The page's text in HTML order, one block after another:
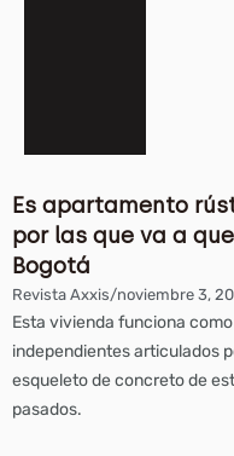
Es apartamento
por las que va a
Bogotá
Revista Axxis/noviembre 3,
Esta vivienda funciona
independientes articulados
esqueleto de concreto de
pasados.